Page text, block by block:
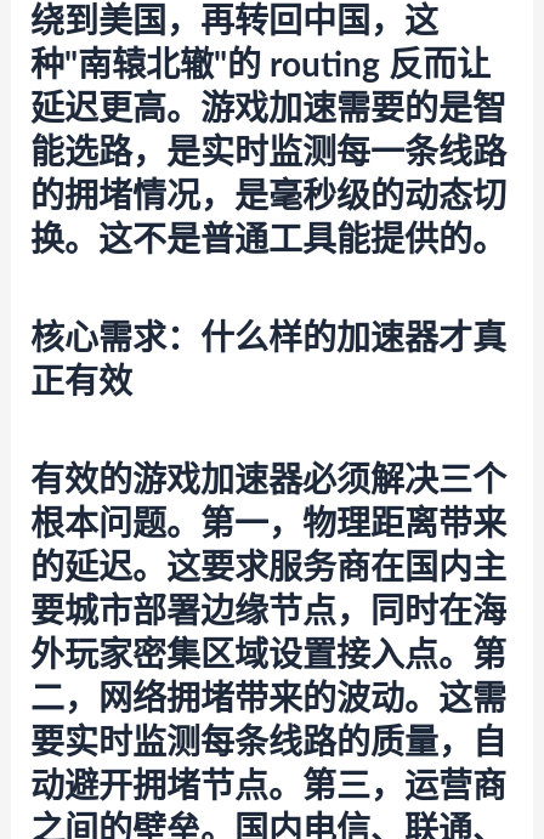
绕到美国，再转回中国，这
种"南辕北辙"的 routing 反而让
延迟更高。游戏加速需要的是智
能选路，是实时监测每一条线路
的拥堵情况，是毫秒级的动态切
换。这不是普通工具能提供的。
核心需求：什么样的加速器才真
正有效
有效的游戏加速器必须解决三个
根本问题。第一，物理距离带来
的延迟。这要求服务商在国内主
要城市部署边缘节点，同时在海
外玩家密集区域设置接入点。第
二，网络拥堵带来的波动。这需
要实时监测每条线路的质量，自
动避开拥堵节点。第三，运营商
之间的壁垒。国内电信、联通、